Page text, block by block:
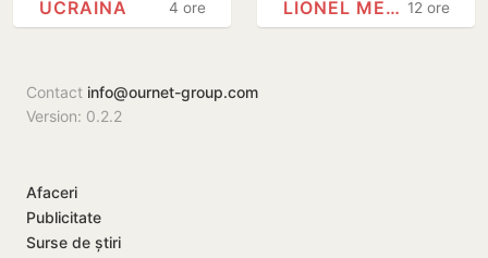
‘Mirotvoreț’
4 ore
UCRAINA
decedat
12 ore
LIONEL MESSI
Contact info@ournet-group.com
Version: 0.2.2
Afaceri
Publicitate
Surse de știri